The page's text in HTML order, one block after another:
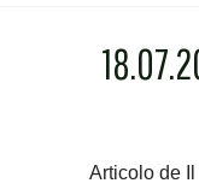
Articolo de